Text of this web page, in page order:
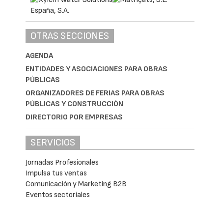
OTRAS SECCIONES
AGENDA
ENTIDADES Y ASOCIACIONES PARA OBRAS
PÚBLICAS
ORGANIZADORES DE FERIAS PARA OBRAS
PÚBLICAS Y CONSTRUCCIÓN
DIRECTORIO POR EMPRESAS
SERVICIOS
Jornadas Profesionales
Impulsa tus ventas
Comunicación y Marketing B2B
Eventos sectoriales